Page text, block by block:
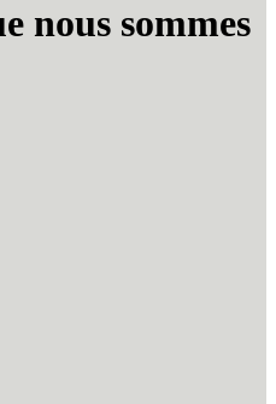
nous sommes